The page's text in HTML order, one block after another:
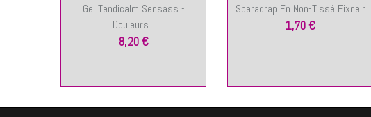
Gel Tendicalm Sensass -
Douleurs...
8,20 €
Sparadrap En Non-Tissé Fixneir
1,70 €